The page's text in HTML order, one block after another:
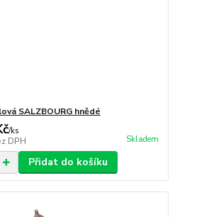
SALZBOURG hnědé
/ks
DPH Skladem
Přidat do košíku